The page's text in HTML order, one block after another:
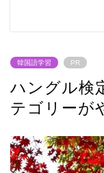
韓国語学習 PR
ハングル検
テゴリーが